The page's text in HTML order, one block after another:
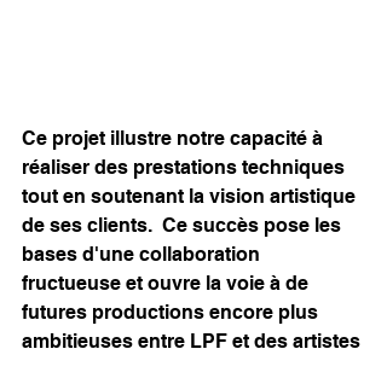
Ce projet illustre notre capacité à
réaliser des prestations techniques
tout en soutenant la vision artistique
de ses clients.  Ce succès pose les
bases d'une collaboration
fructueuse et ouvre la voie à de
futures productions encore plus
ambitieuses entre LPF et des artistes